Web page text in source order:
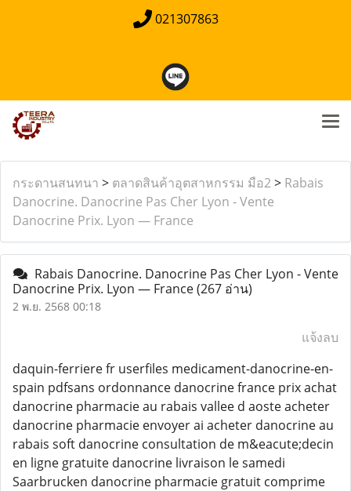
021307863
กระดานสนทนา > ตลาดสินค้าอุตสาหกรรม มือ2> Rabais
Danocrine. Danocrine Pas Cher Lyon - Vente
Danocrine Prix. Lyon — France
Rabais Danocrine. Danocrine Pas Cher Lyon - Vente
Danocrine Prix. Lyon — France(267 อ่าน)
2 พ.ย. 2568 00:18
แจ้งลบ
daquin-ferriere fr userfiles medicament-danocrine-en-
spain pdfsans ordonnance danocrine france prix achat
danocrine pharmacie au rabais vallee d aoste acheter
danocrine pharmacie envoyer ai acheter danocrine au
rabais soft danocrine consultation de m&eacute;decin
en ligne gratuite danocrine livraison le samedi
Saarbrucken danocrine pharmacie gratuit comprime